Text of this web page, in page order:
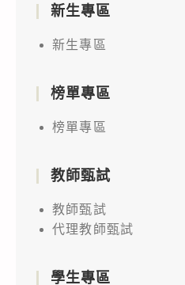
新生專區
新生專區
榜單專區
榜單專區
教師甄試
教師甄試
代理教師甄試
學生專區